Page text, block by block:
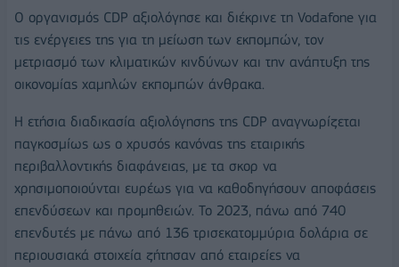
O οργανισμός CDP αξιολόγησε και διέκρινε τη Vodafone για
τις ενέργειες της για τη μείωση των εκπομπών, τον
μετριασμό των κλιματικών κινδύνων και την ανάπτυξη της
οικονομίας χαμηλών εκπομπών άνθρακα.
Η ετήσια διαδικασία αξιολόγησης της CDP αναγνωρίζεται
παγκοσμίως ως ο χρυσός κανόνας της εταιρικής
περιβαλλοντικής διαφάνειας, με τα σκορ να
χρησιμοποιούνται ευρέως για να καθοδηγήσουν αποφάσεις
επενδύσεων και προμηθειών. Το 2023, πάνω από 740
επενδυτές με πάνω από 136 τρισεκατομμύρια δολάρια σε
περιουσιακά στοιχεία ζήτησαν από εταιρείες να